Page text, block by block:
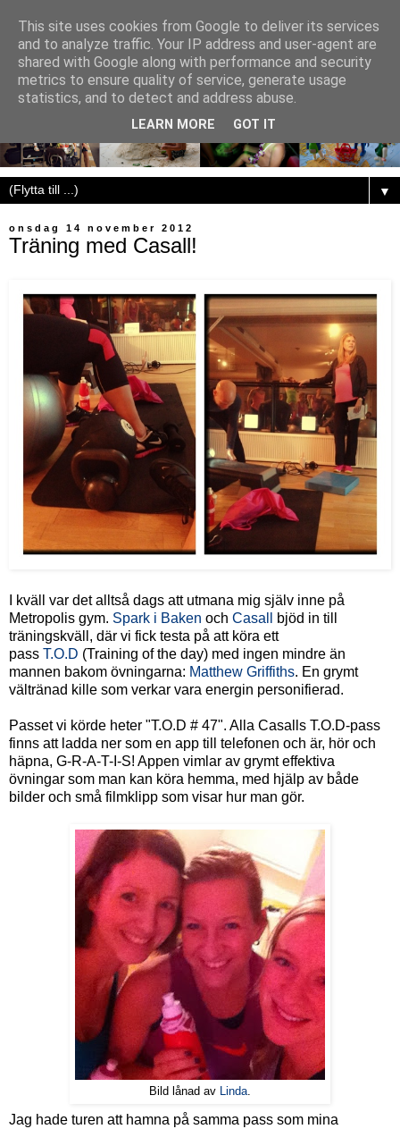
▼
onsdag 14 november 2012
Träning med Casall!
I kväll var det alltså dags att utmana mig själv inne på
Metropolis gym. Spark i Baken och Casall
bjöd in till
träningskväll, där vi fick testa på att köra ett
pass T.O.D (Training of the day) med ingen mindre än
mannen bakom övningarna: Matthew Griffiths. En grymt
vältränad kille som verkar vara energin personifierad.
Passet vi körde heter "T.O.D # 47". Alla Casalls T.O.D-pass
finns att ladda ner som en app till telefonen och är, hör och
häpna, G-R-A-T-I-S! Appen vimlar av grymt effektiva
övningar som man kan köra hemma, med hjälp av både
bilder och små filmklipp som visar hur man gör.
Bild lånad av Linda.
Jag hade turen att hamna på samma pass som mina
This site uses cookies from Google to deliver its services
and to analyze traffic. Your IP address and user-agent are
shared with Google along with performance and security
metrics to ensure quality of service, generate usage
statistics, and to detect and address abuse.
LEARN MORE GOT IT